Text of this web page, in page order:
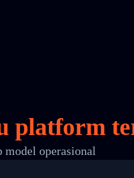
platform
model operasional